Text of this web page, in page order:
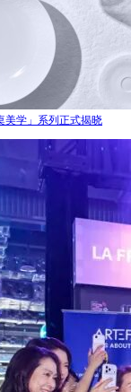
美学」系列正式揭晓